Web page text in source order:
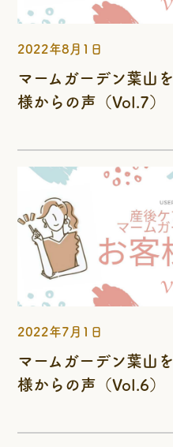
2022年8月1日
マームガーデン葉山
様からの声（Vol.7）
2022年7月1日
マームガーデン葉山
様からの声（Vol.6）